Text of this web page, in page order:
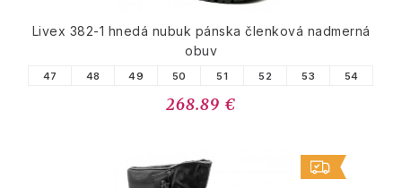
Livex 382-1 hnedá nubuk pánska členková nadmerná
obuv
47 48 49 50 51 52 53 54
268.89 €